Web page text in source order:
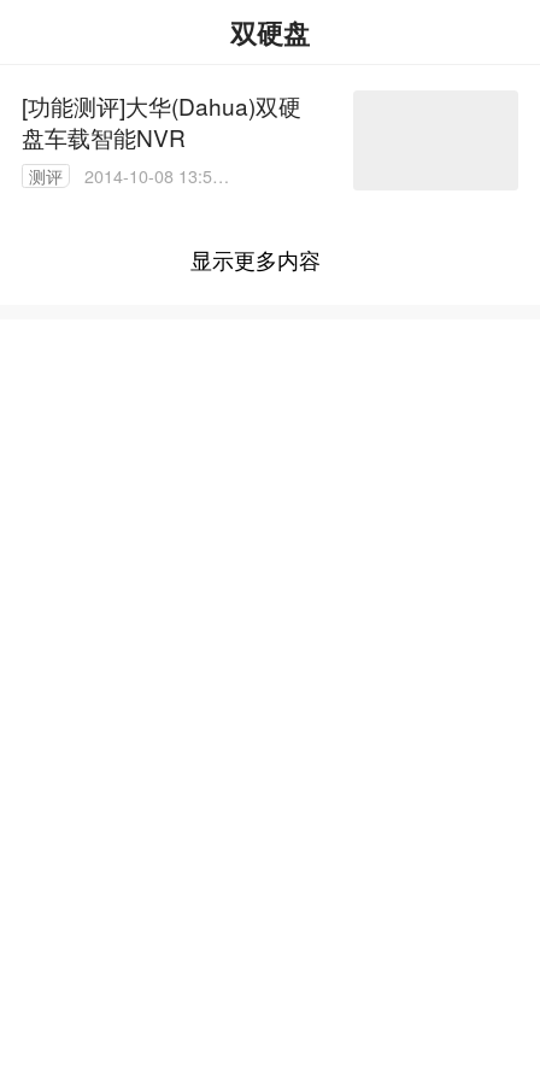
双硬盘
[功能测评]大华(Dahua)双硬
盘车载智能NVR
测评
2014-10-08 13:50:
显示更多内容